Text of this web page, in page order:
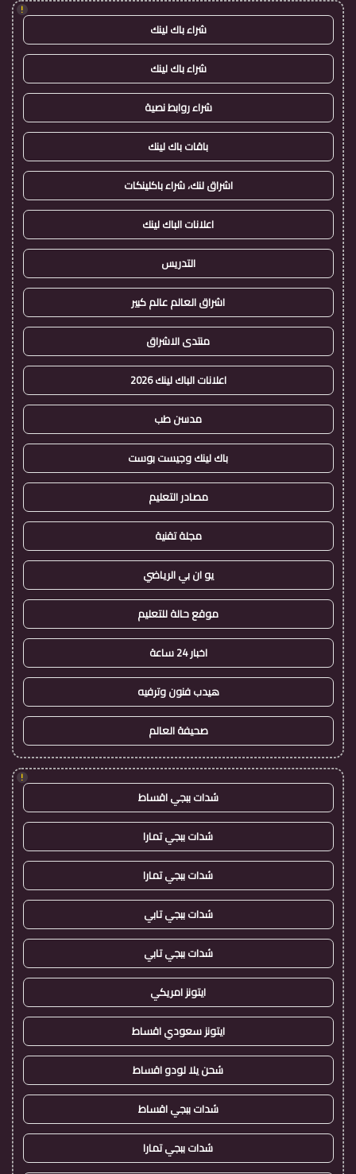
!
شراء باك لينك
شراء باك لينك
شراء روابط نصية
باقات باك لينك
اشراق لنك، شراء باكلينكات
اعلانات الباك لينك
التدريس
اشراق العالم عالم كبير
منتدى الاشراق
اعلانات الباك لينك 2026
مدسن طب
باك لينك وجيست بوست
مصادر التعليم
مجلة تقنية
يو ان بي الرياضي
موقع حالة للتعليم
اخبار 24 ساعة
هيدب فنون وترفيه
صحيفة العالم
!
شدات ببجي اقساط
شدات ببجي تمارا
شدات ببجي تمارا
شدات ببجي تابي
شدات ببجي تابي
ايتونز امريكي
ايتونز سعودي اقساط
شحن يلا لودو اقساط
شدات ببجي اقساط
شدات ببجي تمارا